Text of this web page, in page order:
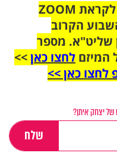
הצטרפו לקבוצת הוואטסאפ לקראת ZOOM
הקרוב
שליט"א. מספר
המיזם לחצו כאן>>
לחצו כאן >>
יצחק איתן?